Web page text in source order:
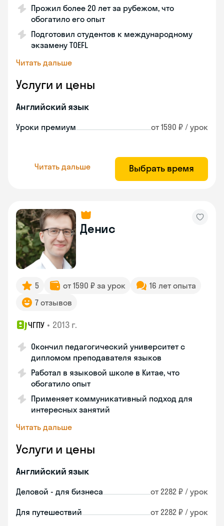
Прожил более 20 лет за рубежом, что
обогатило его опыт
Подготовил студентов к международному
экзамену TOEFL
Читать дальше
Услуги и цены
Английский язык
Уроки премиум от 1590 ₽ / урок
Читать дальше Выбрать время
Денис
5 от 1590 ₽ за урок
16 лет опыта
7 отзывов
ЧГПУ • 2013 г.
Окончил педагогический университет с
дипломом преподавателя языков
Работал в языковой школе в Китае, что
обогатило опыт
Применяет коммуникативный подход для
интересных занятий
Читать дальше
Услуги и цены
Английский язык
Деловой - для бизнеса от 2282 ₽ / урок
Для путешествий от 2282 ₽ / урок